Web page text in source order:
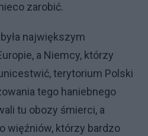
zarobić.
największym
a Niemcy, którzy
terytorium Polski
tego haniebnego
tu obozy śmierci, a
więźniów, którzy bardzo